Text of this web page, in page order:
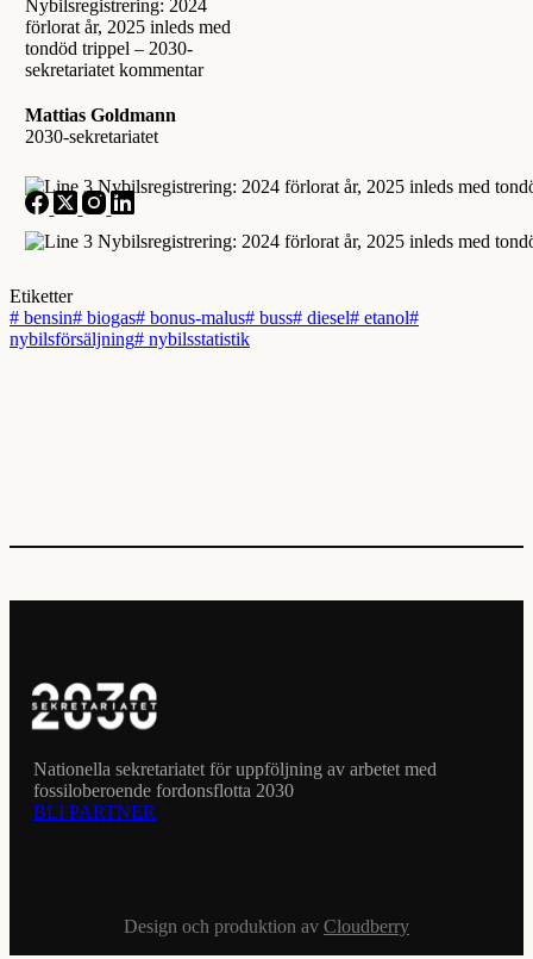
Mattias Goldmann
2030-sekretariatet
Etiketter
# bensin# biogas# bonus-malus# buss# diesel# etanol#
nybilsförsäljning# nybilsstatistik
Nationella sekretariatet för uppföljning av arbetet med
fossiloberoende fordonsflotta 2030
BLI PARTNER
Design och produktion av Cloudberry